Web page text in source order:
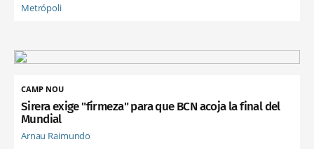
Metrópoli
CAMP NOU
Sirera exige "firmeza" para que BCN acoja la final del
Mundial
Arnau Raimundo